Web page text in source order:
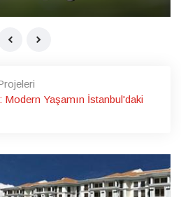
Modern Yaşamın İstanbul'daki